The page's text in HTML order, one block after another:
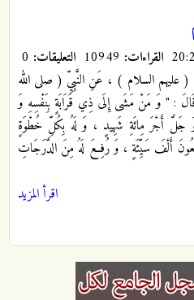
القراءات: التعليقات:
( عليهم السلام ) ، عَنِ النَّبِيِّ ( صلى الله
: " وَ مَنْ مَشَى إِلَى ذِي قَرَابَةٍ بِنَفْسِهِ وَ
جَلَّ أَجْرَ مِائَةِ شَهِيدٍ ، وَ لَهُ بِكُلِّ خُطْوَةٍ
أَلْفَ سَيِّئَةٍ ، وَ رُفِعَ لَهُ مِنَ الدَّرَجَاتِ
اقرأ المزيد